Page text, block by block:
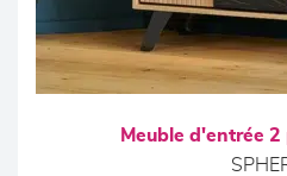
Meuble d'entrée